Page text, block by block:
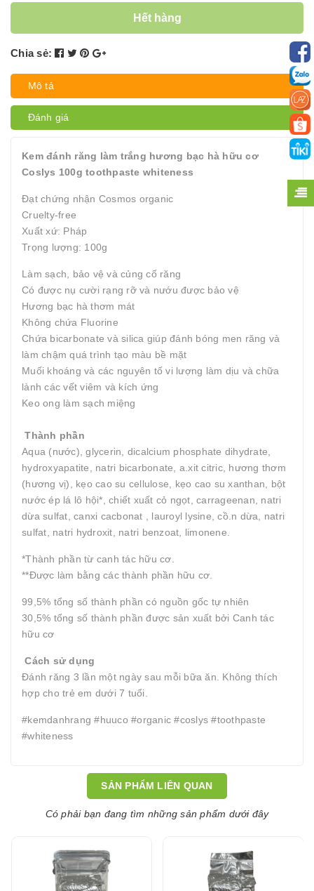
Hết hàng
Chia sẻ:
Mô tả
Đánh giá
Kem đánh răng làm trắng hương bạc hà hữu cơ
Coslys 100g toothpaste whiteness
Đạt chứng nhận Cosmos organic
Cruelty-free
Xuất xứ: Pháp
Trọng lượng: 100g
Làm sạch, bảo vệ và củng cố răng
Có được nụ cười rạng rỡ và nướu được bảo vệ
Hương bạc hà thơm mát
Không chứa Fluorine
Chứa bicarbonate và silica giúp đánh bóng men răng và
làm chậm quá trình tạo màu bề mặt
Muối khoáng và các nguyên tố vi lượng làm dịu và chữa
lành các vết viêm và kích ứng
Keo ong làm sạch miệng
Thành phần
Aqua (nước), glycerin, dicalcium phosphate dihydrate,
hydroxyapatite, natri bicarbonate, a.xit citric, hương thơm
(hương vị), kẹo cao su cellulose, kẹo cao su xanthan, bột
nước ép lá lô hội*, chiết xuất cỏ ngọt, carrageenan, natri
dừa sulfat, canxi cacbonat , lauroyl lysine, cồ.n dừa, natri
sulfat, natri hydroxit, natri benzoat, limonene.
*Thành phần từ canh tác hữu cơ.
**Được làm bằng các thành phần hữu cơ.
99,5% tổng số thành phần có nguồn gốc tự nhiên
30,5% tổng số thành phần được sản xuất bởi Canh tác
hữu cơ
Cách sử dụng
Đánh răng 3 lần một ngày sau mỗi bữa ăn. Không thích
hợp cho trẻ em dưới 7 tuổi.
#kemdanhrang #huuco #organic #coslys #toothpaste
#whiteness
SẢN PHẨM LIÊN QUAN
Có phải bạn đang tìm những sản phẩm dưới đây